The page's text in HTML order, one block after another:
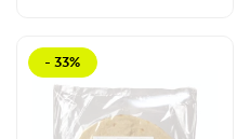
- 33%